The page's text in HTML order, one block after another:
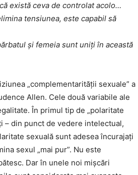
există ceva de controlat acolo…
tensiunea, este capabil să
și femeia sunt uniți în această
„complementarității sexuale” a
Allen. Cele două variabile ale
În primul tip de „polaritate
– din punct de vedere intelectual,
sexuală sunt adesea încurajați
sexul „mai pur”. Nu este
Dar în unele noi mișcări